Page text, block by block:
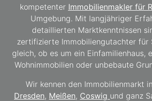
kompetenter Immobilienmakler für
Umgebung. Mit langjähriger
detaillierten Marktkenntnissen
zertifizierte Immobiliengutachter für
gleich, ob es um ein Einfamilienhaus,
Wohnimmobilien oder unbebaute
Wir kennen den Immobilienmarkt
Dresden, Meißen, Coswig und ganz